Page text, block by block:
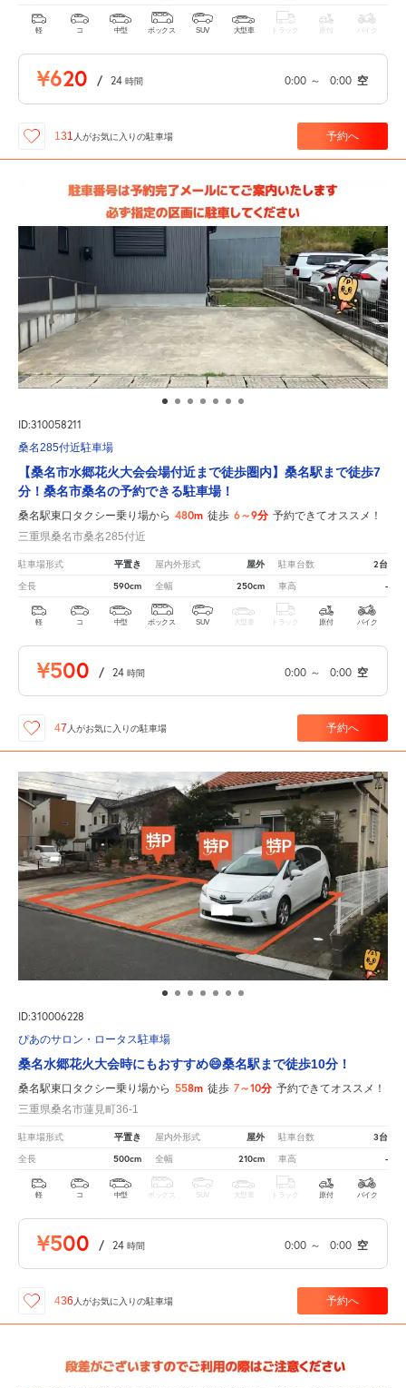
軽 コ 中型 ボックス SUV 大型車 トラック 原付 バイク
¥620 / 24 時間 0:00 ～ 0:00 空
131 人がお気に入りの駐車場 予約へ
ID:310058211
桑名285付近駐車場
【桑名市水郷花火大会会場付近まで徒歩圏内】桑名駅まで徒歩7
分！桑名市桑名の予約できる駐車場！
桑名駅東口タクシー乗り場から 480m 徒歩 6～9分 予約できてオススメ！
三重県桑名市桑名285付近
駐車場形式 平置き 屋内外形式 屋外 駐車台数 2台
全長 590cm 全幅 250cm 車高 -
軽 コ 中型 ボックス SUV 大型車 トラック 原付 バイク
¥500 / 24 時間 0:00 ～ 0:00 空
47 人がお気に入りの駐車場 予約へ
ID:310006228
ぴあのサロン・ロータス駐車場
桑名水郷花火大会時にもおすすめ😄桑名駅まで徒歩10分！
桑名駅東口タクシー乗り場から 558m 徒歩 7～10分 予約できてオススメ！
三重県桑名市蓮見町36-1
駐車場形式 平置き 屋内外形式 屋外 駐車台数 3台
全長 500cm 全幅 210cm 車高 -
軽 コ 中型 ボックス SUV 大型車 トラック 原付 バイク
¥500 / 24 時間 0:00 ～ 0:00 空
436 人がお気に入りの駐車場 予約へ